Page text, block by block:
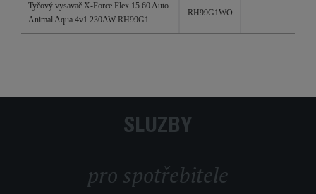
Tyčový vysavač X-Force Flex 15.60 Auto
Animal Aqua 4v1 230AW RH99G1
RH99G1WO
RH995A2CE
Tyčový vysavač X-Force Flex 15.60
Tyčový vysavač X-Force Flex 15.60
Animal Auto 3v1 230 AW HEPA
SLUŽBY
pro spotřebitele